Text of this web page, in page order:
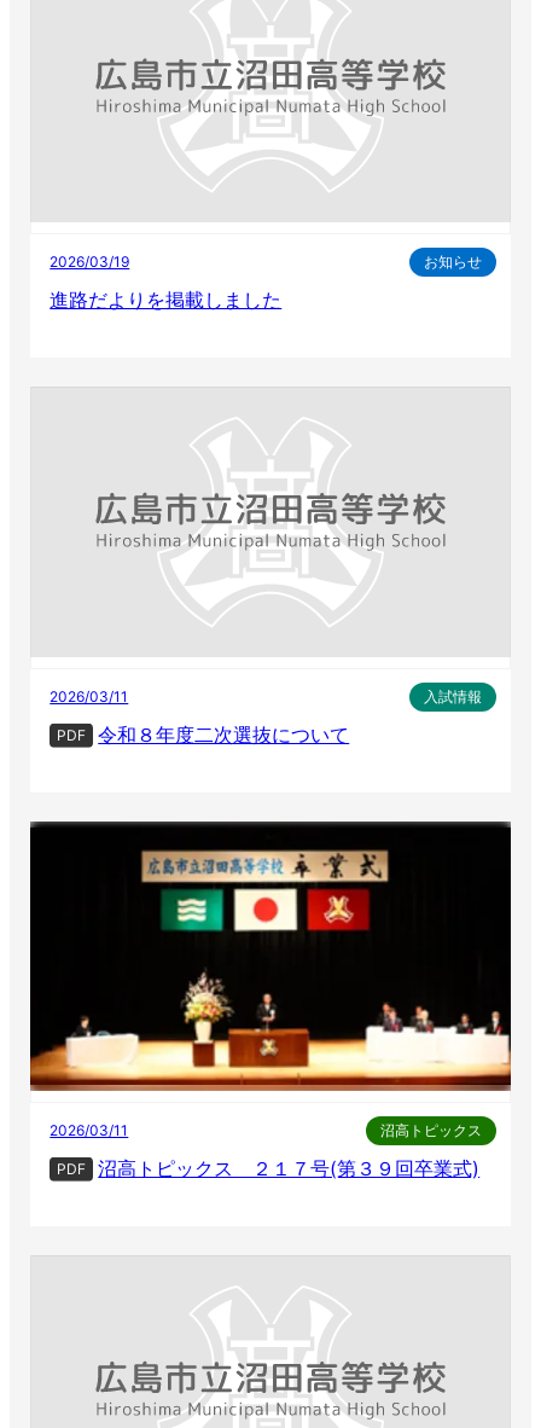
2026/03/19 お知らせ
進路だよりを掲載しました
2026/03/11 入試情報
PDF 令和８年度二次選抜について
2026/03/11 沼高トピックス
PDF 沼高トピックス ２１７号(第３９回卒業式)